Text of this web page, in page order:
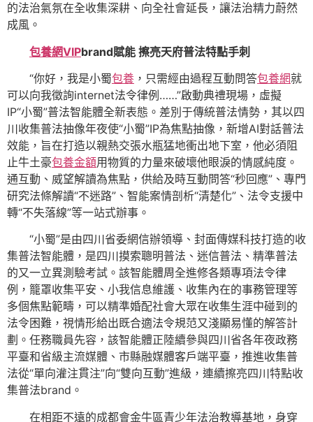
的法治氣氛在全收集深耕、向全社會延長，讓法治精力蔚然
成風。
包養網VIPbrand賦能 擦亮天府普法特點手刺
“你好，我是小蜀包養 ，只需經由過程互動問答包養網就
可以向我徵詢internet法令律例……”啟動典禮現場，虛擬
IP“小蜀”普法智能體全新表態。差別于傳統普法情勢，其以四
川收集普法抽像年夜使“小蜀”IP為焦點抽像，新增AI對話普法
效能，旨在打造以親熱交張水瓶猛地衝出地下室，他必須阻
止牛土豪包養金額用物質的力量來破壞他眼淚的情感純度。
通互動、威望解讀為焦點，供給及時互動問答“秒回應”、專門
研究法條解讀“不迷路”、智能案情剖析“清楚化”、法令支援中
轉“不失落線”等一站式辦事。
“小蜀”是由四川省委網信辦領導、封面傳媒科技打造的收
集普法智能體，是四川摸索聰明普法、迷信普法、精準普法
的又一立異測驗考試。該智能體周全進修各類專項法令律
例，籠罩收集平安、小我信息維護、收集內在的事務管理等
多個焦點範疇，可以精準婚配社會大眾在收集生涯中碰到的
法令困難，視情形給出既合適法令規范又淺顯易懂的解答計
劃。任務職員先容，該智能體正陸續參與四川省各年夜政務
平臺和省級主流媒體、市縣融媒體客戶端平臺，推進收集普
法從“單向灌注貫注”向“雙向互動”進級，連續擦亮四川特點收
集普法brand。
在相距不遠的成都會金牛區青少年法治教導基地，身穿